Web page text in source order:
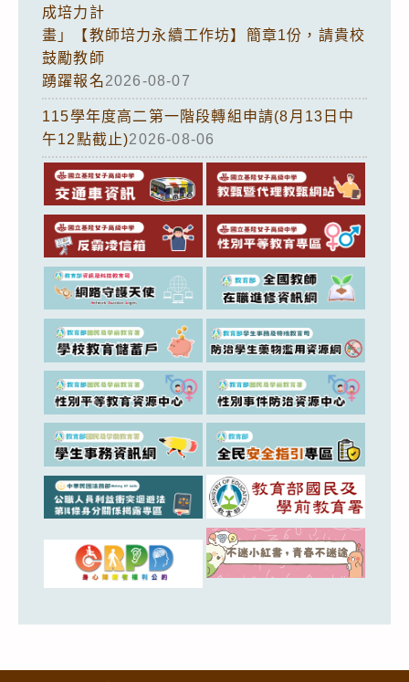
成培力計
畫」【教師培力永續工作坊】簡章1份，請貴校
鼓勵教師
踴躍報名2026-08-07
115學年度高二第一階段轉組申請(8月13日中
午12點截止)2026-08-06